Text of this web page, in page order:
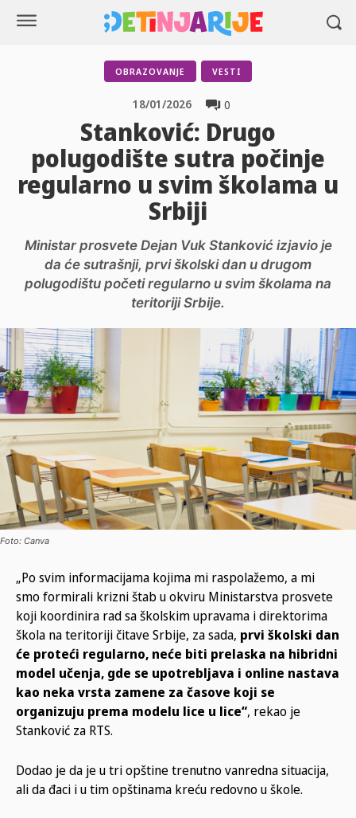
OBRAZOVANJE VESTI
0
18/01/2026
Stanković: Drugo
polugodište sutra počinje
regularno u svim školama u
Srbiji
Ministar prosvete Dejan Vuk Stanković izjavio je
da će sutrašnji, prvi školski dan u drugom
polugodištu početi regularno u svim školama na
teritoriji Srbije.
Foto: Canva
„Po svim informacijama kojima mi raspolažemo, a mi
smo formirali krizni štab u okviru Ministarstva prosvete
koji koordinira rad sa školskim upravama i direktorima
škola na teritoriji čitave Srbije, za sada, prvi školski dan
će proteći regularno, neće biti prelaska na hibridni
model učenja, gde se upotrebljava i online nastava
kao neka vrsta zamene za časove koji se
organizuju prema modelu lice u lice“, rekao je
Stanković za RTS.
Dodao je da je u tri opštine trenutno vanredna situacija,
ali da đaci i u tim opštinama kreću redovno u škole.